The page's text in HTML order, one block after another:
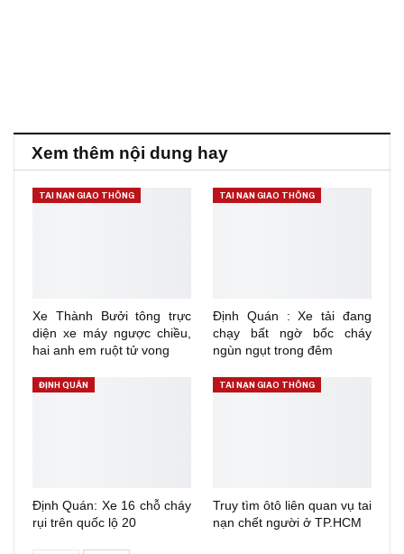
Xem thêm nội dung hay
TAI NẠN GIAO THÔNG
Xe Thành Bưởi tông trực
diện xe máy ngược chiều,
hai anh em ruột tử vong
TAI NẠN GIAO THÔNG
Định Quán : Xe tải đang
chạy bất ngờ bốc cháy
ngùn ngụt trong đêm
ĐỊNH QUÁN
Định Quán: Xe 16 chỗ cháy
rụi trên quốc lộ 20
TAI NẠN GIAO THÔNG
Truy tìm ôtô liên quan vụ tai
nạn chết người ở TP.HCM